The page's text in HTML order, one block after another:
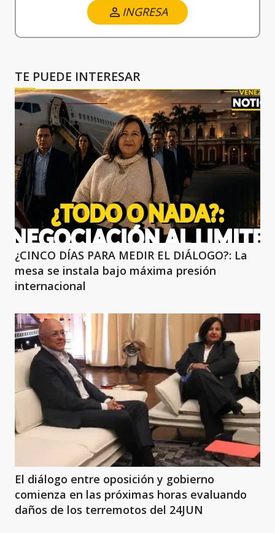
INGRESA
TE PUEDE INTERESAR
¿CINCO DÍAS PARA MEDIR EL DIÁLOGO?: La
mesa se instala bajo máxima presión
internacional
El diálogo entre oposición y gobierno
comienza en las próximas horas evaluando
daños de los terremotos del 24JUN